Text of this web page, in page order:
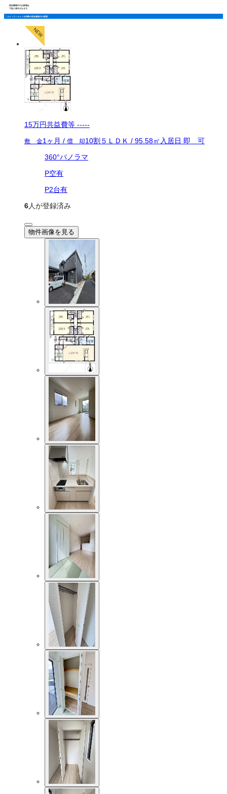
現在募集中のお部屋は
下記に表示されます。
ＡｏｉＣｒｅｓｔ今伊勢の現在募集中の部屋
15万円共益費等 -----
敷 金1ヶ月 / 償 却10割 ５ＬＤＫ / 95.58㎡ 入居日 即 可
360°パノラマ
P空有
P2台有
6人が登録済み
物件画像を見る